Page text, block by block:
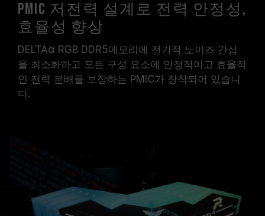
PMIC 저전력 설계로 전력 안정성,
효율성 향상
DELTAα RGB DDR5메모리에 전기적 노이즈 간섭
을 최소화하고 모든 구성 요소에 안정적이고 효율적
인 전력 분배를 보장하는 PMIC가 장착되어 있습니
다.